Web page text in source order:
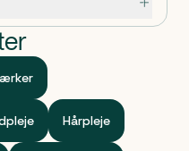
Hårpleje